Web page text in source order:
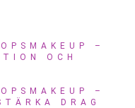
–
OCH
–
DRAG